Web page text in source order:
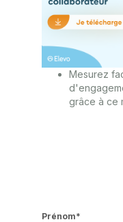
Mesurez
grâce à ce
Prénom*